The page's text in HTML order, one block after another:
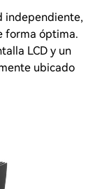
independiente,
forma óptima.
LCD y un
ubicado